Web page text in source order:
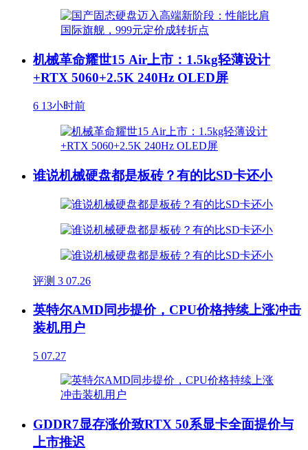
机械革命耀世15 Air上市：1.5kg轻薄设计
+RTX 5060+2.5K 240Hz OLED屏
6 13小时前
谁说机械硬盘都是板砖？有的比SD卡还小
评测 3 07.26
英特尔AMD同步提价，CPU价格持续上涨冲击
装机用户
5 07.27
GDDR7显存涨价致RTX 50系显卡全面提价与
上市推迟